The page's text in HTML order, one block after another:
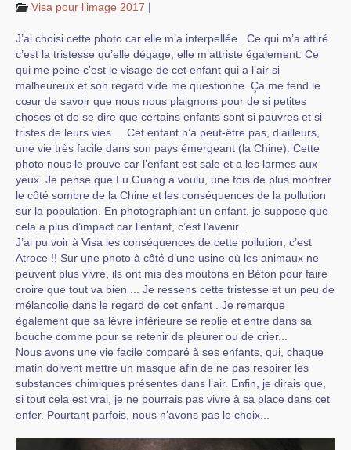
Visa pour l’image 2017 |
J’ai choisi cette photo car elle m’a interpellée . Ce qui m’a attiré
c’est la tristesse qu’elle dégage, elle m’attriste également. Ce
qui me peine c’est le visage de cet enfant qui a l’air si
malheureux et son regard vide me questionne. Ça me fend le
cœur de savoir que nous nous plaignons pour de si petites
choses et de se dire que certains enfants sont si pauvres et si
tristes de leurs vies ... Cet enfant n’a peut-être pas, d’ailleurs,
une vie très facile dans son pays émergeant (la Chine). Cette
photo nous le prouve car l’enfant est sale et a les larmes aux
yeux. Je pense que Lu Guang a voulu, une fois de plus montrer
le côté sombre de la Chine et les conséquences de la pollution
sur la population. En photographiant un enfant, je suppose que
cela a plus d’impact car l’enfant, c’est l’avenir...
J’ai pu voir à Visa les conséquences de cette pollution, c’est
Atroce !! Sur une photo à côté d’une usine où les animaux ne
peuvent plus vivre, ils ont mis des moutons en Béton pour faire
croire que tout va bien ... Je ressens cette tristesse et un peu de
mélancolie dans le regard de cet enfant . Je remarque
également que sa lèvre inférieure se replie et entre dans sa
bouche comme pour se retenir de pleurer ou de crier...
Nous avons une vie facile comparé à ses enfants, qui, chaque
matin doivent mettre un masque afin de ne pas respirer les
substances chimiques présentes dans l’air. Enfin, je dirais que,
si tout cela est vrai, je ne pourrais pas vivre à sa place dans cet
enfer. Pourtant parfois, nous n’avons pas le choix...